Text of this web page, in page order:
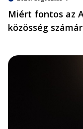
Miért fontos az
közösség